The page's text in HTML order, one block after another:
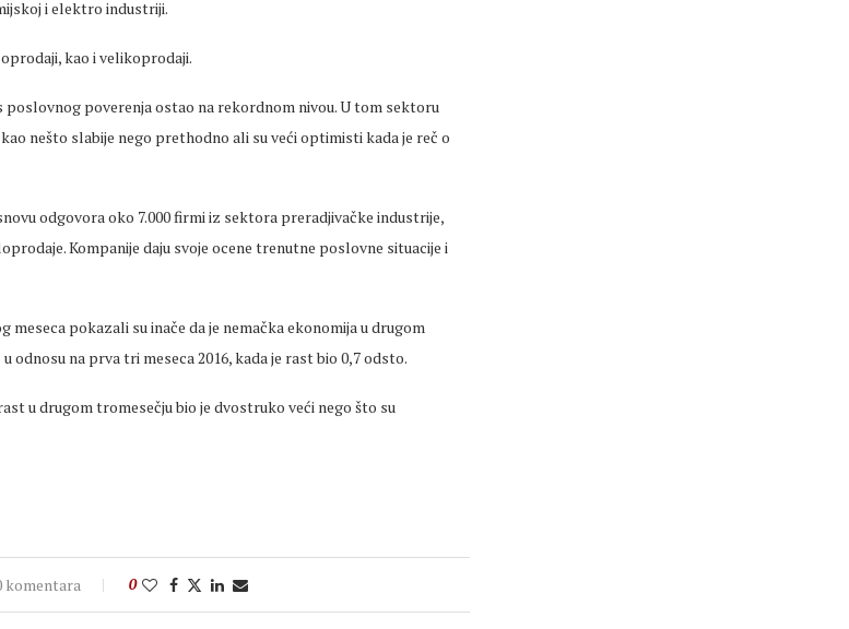
i elektro industriji.
kao i velikoprodaji.
poslovnog poverenja ostao na rekordnom nivou. U tom sektoru
nešto slabije nego prethodno ali su veći optimisti kada je reč o
odgovora oko 7.000 firmi iz sektora preradjivačke industrije,
Kompanije daju svoje ocene trenutne poslovne situacije i
meseca pokazali su inače da je nemačka ekonomija u drugom
odnosu na prva tri meseca 2016, kada je rast bio 0,7 odsto.
u drugom tromesečju bio je dvostruko veći nego što su
komentara 0